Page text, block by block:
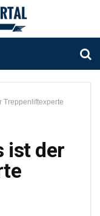
Treppenliftexperte
ist der